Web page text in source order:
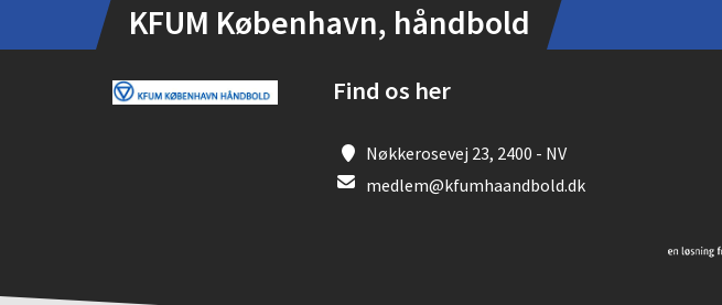
KFUM København, håndbold
Find os her
Nøkkerosevej 23, 2400 - NV
medlem@kfumhaandbold.dk